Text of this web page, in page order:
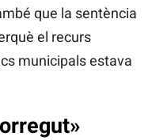
que la sentència
el recurs
municipals estava